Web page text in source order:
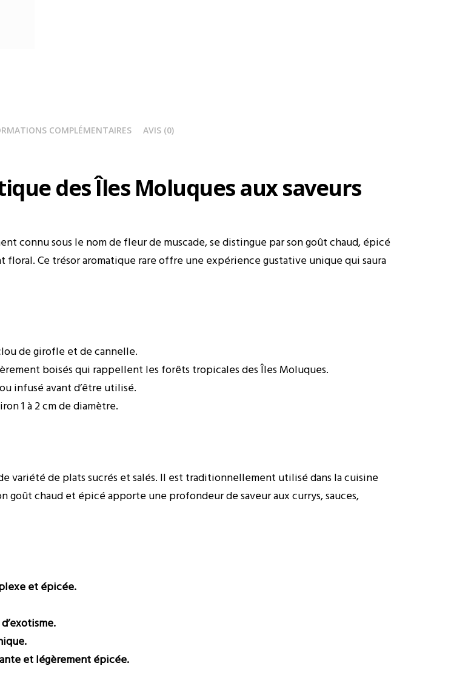
COMPLÉMENTAIRES AVIS (0)
des Îles Moluques aux saveurs
connu sous le nom de fleur de muscade, se distingue par son goût chaud, épicé
Ce trésor aromatique rare offre une expérience gustative unique qui saura
de girofle et de cannelle.
boisés qui rappellent les forêts tropicales des Îles Moluques.
infusé avant d’être utilisé.
1 à 2 cm de diamètre.
variété de plats sucrés et salés. Il est traditionnellement utilisé dans la cuisine
chaud et épicé apporte une profondeur de saveur aux currys, sauces,
et épicée.
et légèrement épicée.